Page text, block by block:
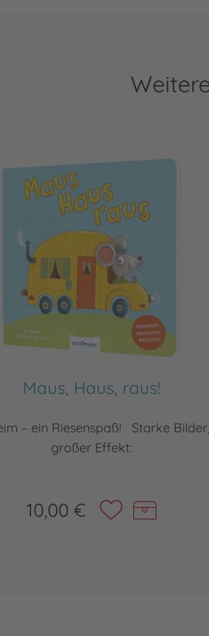
Maus, Haus, raus!
– ein Riesenspaß! Starke
großer Effekt:
10,00 €